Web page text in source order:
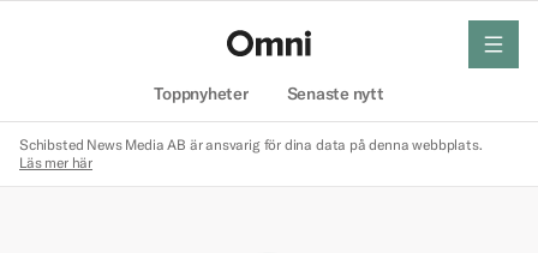
Toppnyheter Senaste nytt
meny
Schibsted News Media AB är ansvarig för dina data på denna webbplats.
Läs mer här